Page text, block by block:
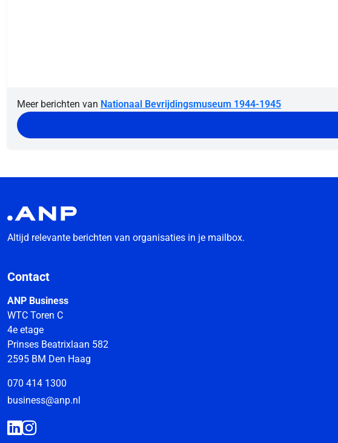
Meer berichten van Nationaal Bevrijdingsmuseum 1944-1945
Altijd relevante berichten van organisaties in je mailbox.
Contact
ANP Business
WTC Toren C
4e etage
Prinses Beatrixlaan 582
2595 BM Den Haag
070 414 1300
business@anp.nl